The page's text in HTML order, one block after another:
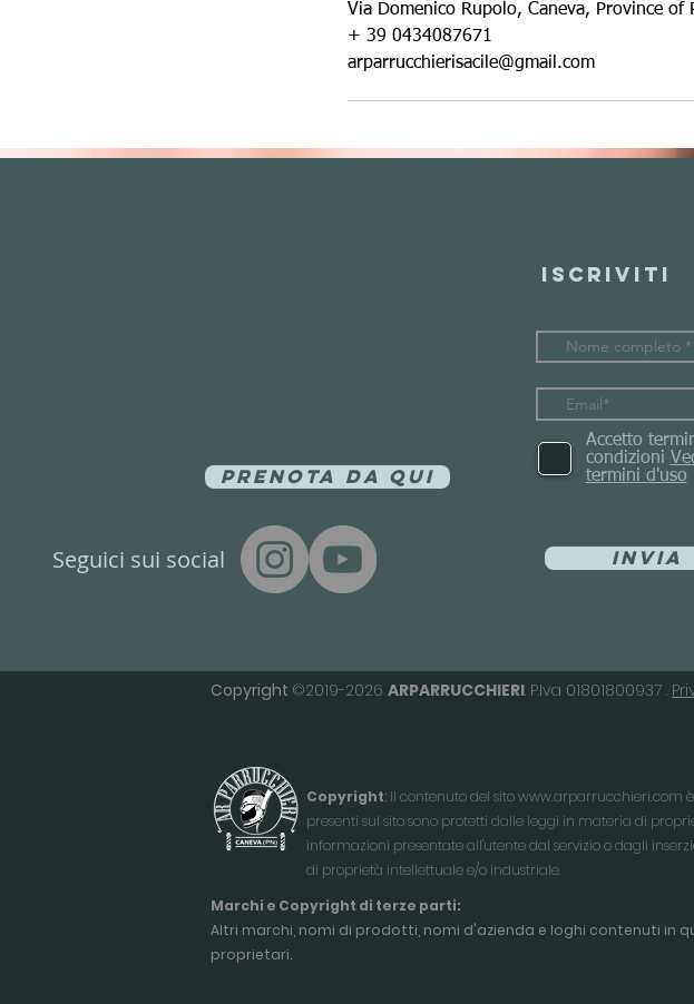
Via Domenico Rupolo, Caneva, Province of
+ 39 0434087671
arparrucchierisacile@gmail.com
Prenota da qui
Seguici sui social
Iscriviti
Accetto
condizioni
termini d'uso
Invia
Copyright ©2019-2026 ARPARRUCCHIERI. P.Iva 01801800937 .
Copyright: Il contenuto del sitowww.arparrucchieri.com
presenti sul sito sono protetti dalle leggi in materia di
informazioni presentate all'utente dal servizio o dagli
di proprietà intellettuale e/o industriale.
Marchi e Copyright di terze parti:
Altri marchi, nomi di prodotti, nomi d'azienda e loghi contenuti
proprietari.